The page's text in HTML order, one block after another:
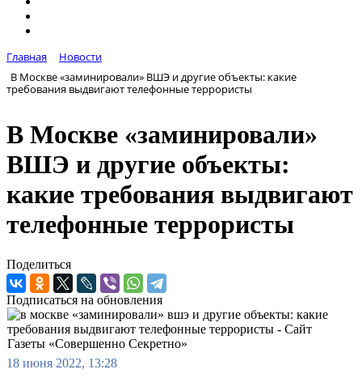
Главная
Новости
В Москве «заминировали» ВШЭ и другие объекты: какие
требования выдвигают телефонные террористы
В Москве «заминировали»
ВШЭ и другие объекты:
какие требования выдвигают
телефонные террористы
Поделиться
Подписаться на обновления
18 июня 2022, 13:28